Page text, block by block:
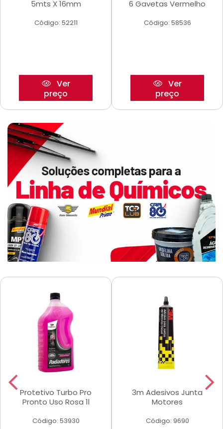
5mts X 16mm
Código: 52211
Ver
preço
6 Gavetas Vermelho
Código: 58536
Ver
preço
Protetivo Turbo Pro
Pronto Uso Rosa 1l
Código: 53930
3m Adesivos Junta
Motores
Código: 9690